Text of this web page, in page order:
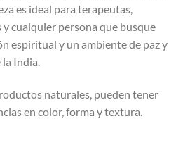
es ideal para terapeutas,
cualquier persona que busque
espiritual y un ambiente de paz y
India.
naturales, pueden tener
en color, forma y textura.